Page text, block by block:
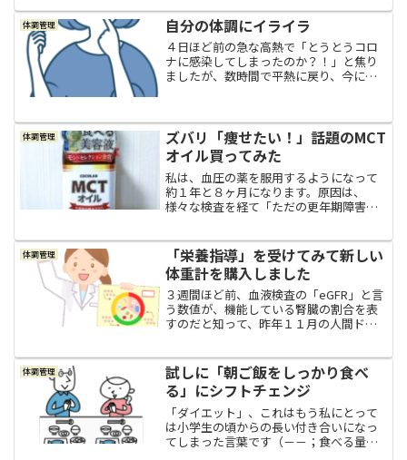
メサルタン２０ｍｇ」と「アムロジピン
５ｍｇ」の２種類です。た...
体調管理 自分の体調にイライラ
４日ほど前の急な高熱で「とうとうコロ
ナに感染してしまったのか？！」と焦り
ましたが、数時間で平熱に戻り、今にな
出ていないので、おそらくコロナではな
かったみたいです。なので...
体調管理
ズバリ「痩せたい！」話題のMCT
オイル買ってみた
私は、血圧の薬を服用するようになって
約１年と８ヶ月になります。原因は、
様々な検査を経て「ただの更年期障害だ
とは自覚しております。ハイ、ソウデ
ス、ワタシノタイジュウ、ヤバ...
体調管理
「栄養指導」を受けてみて新しい
体重計を購入しました
３週間ほど前、血液検査の「eGFR」と言
う数値が、機能している腎臓の割合を表
すのだと知って、昨年１１月の人間ドッ
ず、実は慢性腎臓病の一歩手前なので
は？と思われる数値で慌てま...
体調管理
試しに「朝ご飯をしっかり食べ
る」にシフトチェンジ
「ダイエット」、これはもう私にとって
は小学生の頃からの長い付き合いになっ
てしまった言葉です（－－；食べる量を